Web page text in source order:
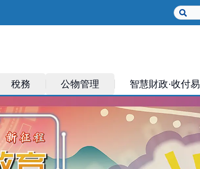
Search
稅務 公物管理 智慧財政·收付易